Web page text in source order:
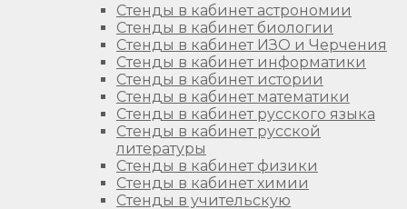
Стенды в кабинет астрономии
Стенды в кабинет биологии
Стенды в кабинет ИЗО и Черчения
Стенды в кабинет информатики
Стенды в кабинет истории
Стенды в кабинет математики
Стенды в кабинет русского языка
Стенды в кабинет русской
литературы
Стенды в кабинет физики
Стенды в кабинет химии
Стенды в учительскую